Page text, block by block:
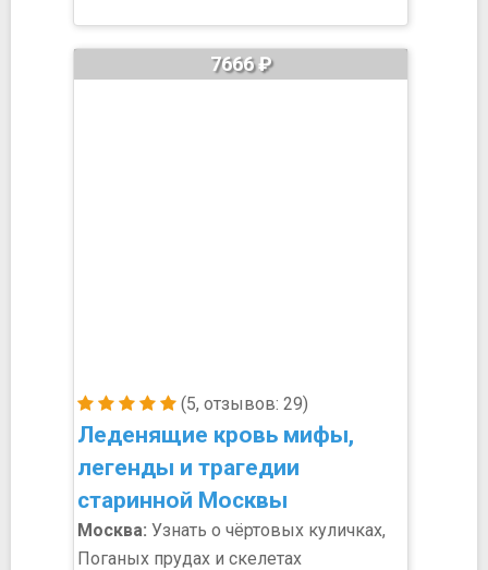
(5, отзывов: 29)
Леденящие кровь мифы,
легенды и трагедии
старинной Москвы
7666 ₽
Москва: Узнать о чёртовых куличках,
Поганых прудах и скелетах